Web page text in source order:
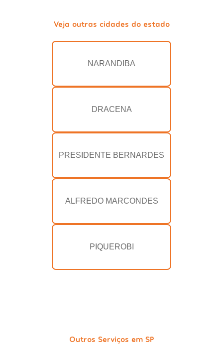
Veja outras cidades do estado
NARANDIBA
DRACENA
PRESIDENTE BERNARDES
ALFREDO MARCONDES
PIQUEROBI
Outros Serviços em SP